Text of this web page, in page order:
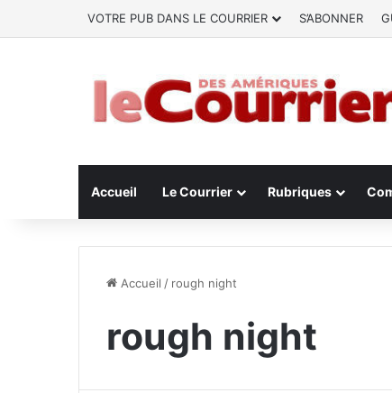
VOTRE PUB DANS LE COURRIER S’ABONNER
Accueil Le Courrier Rubriques
Accueil / rough night
rough night